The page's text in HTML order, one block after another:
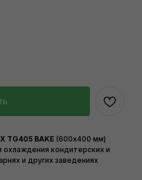
TG405 BAKE (600х400 мм)
охлаждения кондитерских и
и других заведениях